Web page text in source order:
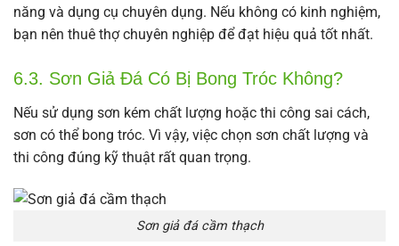
năng và dụng cụ chuyên dụng. Nếu không có kinh nghiệm,
bạn nên thuê thợ chuyên nghiệp để đạt hiệu quả tốt nhất.
6.3. Sơn Giả Đá Có Bị Bong Tróc Không?
Nếu sử dụng sơn kém chất lượng hoặc thi công sai cách,
sơn có thể bong tróc. Vì vậy, việc chọn sơn chất lượng và
thi công đúng kỹ thuật rất quan trọng.
Sơn giả đá cầm thạch